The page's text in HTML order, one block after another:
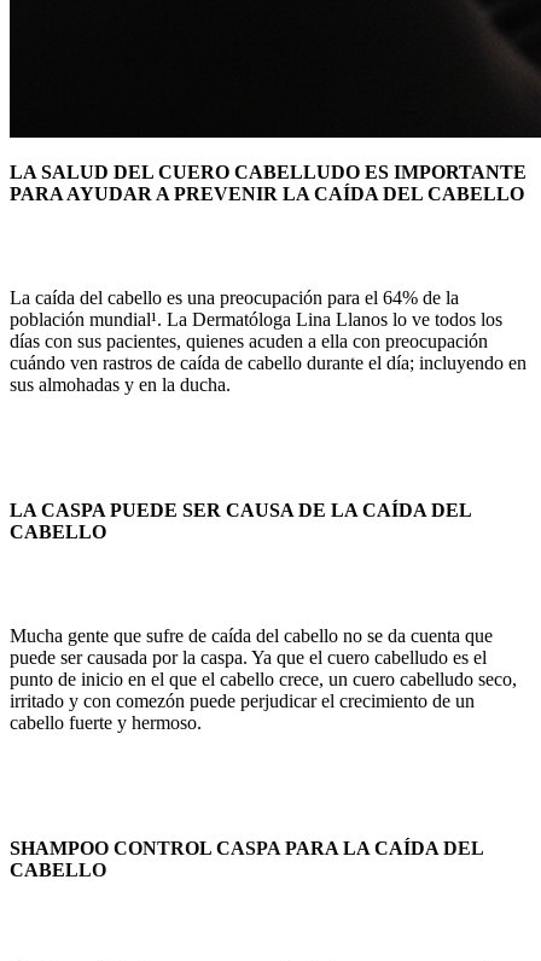
LA SALUD DEL CUERO CABELLUDO ES IMPORTANTE
PARA AYUDAR A PREVENIR LA CAÍDA DEL CABELLO
La caída del cabello es una preocupación para el 64% de la
población mundial¹. La Dermatóloga Lina Llanos lo ve todos los
días con sus pacientes, quienes acuden a ella con preocupación
cuándo ven rastros de caída de cabello durante el día; incluyendo en
sus almohadas y en la ducha.
LA CASPA PUEDE SER CAUSA DE LA CAÍDA DEL
CABELLO
Mucha gente que sufre de caída del cabello no se da cuenta que
puede ser causada por la caspa. Ya que el cuero cabelludo es el
punto de inicio en el que el cabello crece, un cuero cabelludo seco,
irritado y con comezón puede perjudicar el crecimiento de un
cabello fuerte y hermoso.
SHAMPOO CONTROL CASPA PARA LA CAÍDA DEL
CABELLO